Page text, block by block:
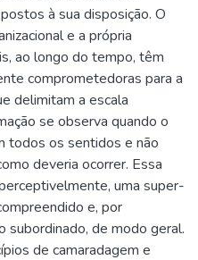
à sua disposição. O
e a própria
ao longo do tempo, têm
comprometedoras para a
delimitam a escala
se observa quando o
todos os sentidos e não
deveria ocorrer. Essa
uma super-
e, por
subordinado, de modo geral.
de camaradagem e